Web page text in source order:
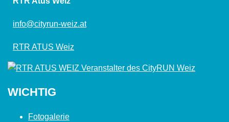
info@cityrun-weiz.at
RTR ATUS Weiz
WICHTIG
Fotogalerie